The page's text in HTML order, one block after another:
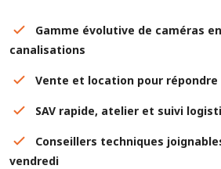
Gamme évolutive de caméras
canalisations
Vente et location pour répondre
SAV rapide, atelier et suivi
Conseillers techniques
vendredi